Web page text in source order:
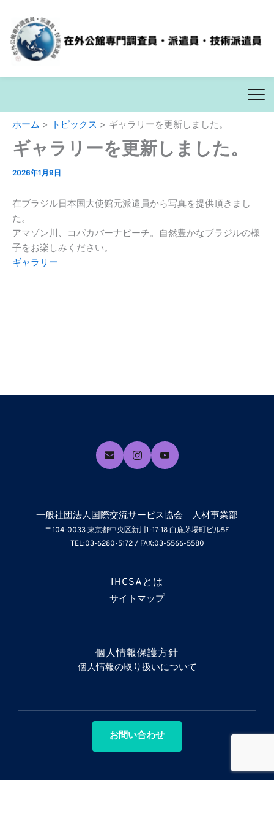
ホーム トピックス ギャラリーを更新しました。
ギャラリーを更新しました。
2026年1月9日
在ブラジル日本国大使館元派遣員から写真を提供頂きまし
た。
アマゾン川、コパカバーナビーチ。自然豊かなブラジルの様
子をお楽しみください。
ギャラリー
一般社団法人国際交流サービス協会　人材事業部
〒104-0033 東京都中央区新川1-17-18 白鹿茅場町ビル5F
TEL:03-6280-5172 / FAX:03-5566-5580
IHCSAとは
サイトマップ
個人情報保護方針
個人情報の取り扱いについて
お問い合わせ